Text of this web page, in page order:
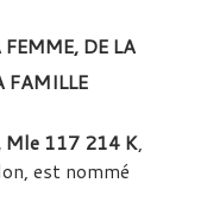
DE LA
FAMILLE
117 214 K,
est nommé